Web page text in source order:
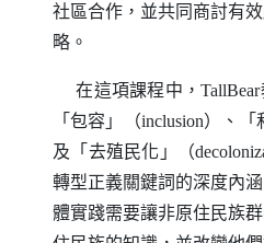
社區合作，並共同商討有
略。
在這項課程中，TallBear
「包容」（inclusion）、「
及「去殖民化」（
轉型正義關鍵詞的深度內
體實踐需要讓非原住民族